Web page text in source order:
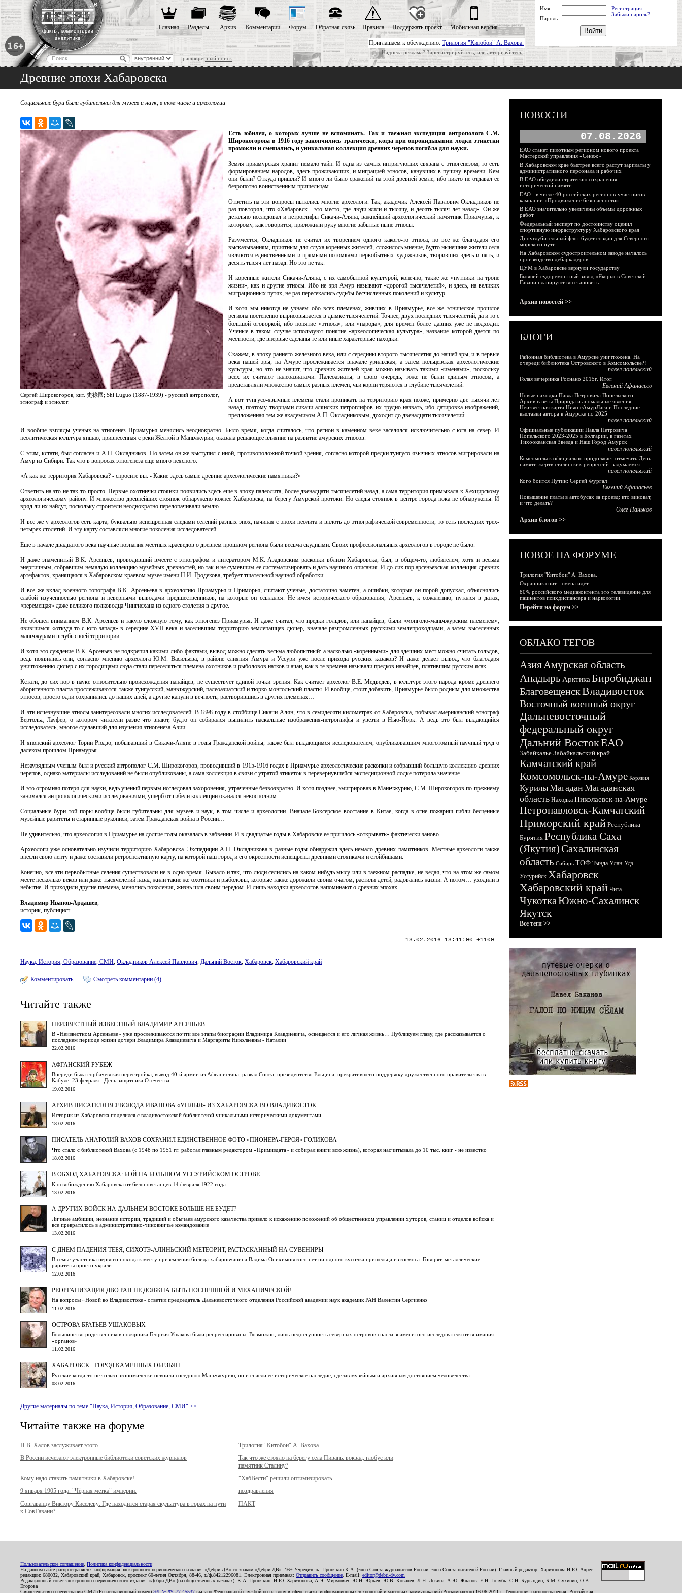
Приглашаем к обсуждению: Трилогия "Китобои" А. Вахова.
Надоела реклама? Зарегистрируйтесь, или авторизуйтесь.
расширенный поиск
Главная Разделы Архив Комментарии Форум Обратная связь Правила Поддержать проект Мобильная версия
Имя:
Регистрация
Забыли пароль?
Пароль:
Древние эпохи Хабаровска
Социальные бури были губительны для музеев и наук, в том числе и археологии
Сергей Широкогоров, кит. 史祿國; Shi Luguo (1887-1939) - русский антрополог,
этнограф и этнолог.
Есть юбилеи, о которых лучше не вспоминать. Так и таежная экспедиция антрополога С.М.
Широкогорова в 1916 году закончились трагически, когда при опрокидывании лодки этикетки
промокли и смешались, и уникальная коллекция древних черепов погибла для науки.
Земля приамурская хранит немало тайн. И одна из самых интригующих связана с этногенезом, то есть
формированием народов, здесь проживающих, и миграцией этносов, канувших в пучину времени. Кем
они были? Откуда пришли? И много ли было сражений на этой древней земле, ибо никто не отдавал ее
безропотно воинственным пришельцам…
Ответить на эти вопросы пытались многие археологи. Так, академик Алексей Павлович Окладников не
раз повторял, что «Хабаровск - это место, где люди жили и тысячу, и десять тысяч лет назад». Он же
детально исследовал и петроглифы Сикачи-Аляна, важнейший археологический памятник Приамурья, к
которому, как говорится, приложили руку многие забытые ныне этносы.
Разумеется, Окладников не считал их творением одного какого-то этноса, но все же благодаря его
высказываниям, приятным для слуха коренных жителей, сложилось мнение, будто нынешние жители села
являются единственными и прямыми потомками первобытных художников, творивших здесь и пять, и
десять тысяч лет назад. Но это не так.
И коренные жители Сикачи-Аляна, с их самобытной культурой, конечно, такие же «путники на тропе
жизни», как и другие этносы. Ибо не зря Амур называют «дорогой тысячелетий», и здесь, на великих
миграционных путях, не раз пересекались судьбы бесчисленных поколений и культур.
И хотя мы никогда не узнаем обо всех племенах, живших в Приамурье, все же этническое прошлое
региона постепенно вырисовывается в дымке тысячелетий. Точнее, двух последних тысячелетий, да и то с
большой оговоркой, ибо понятие «этноса», или «народа», для времен более давних уже не подходит.
Ученые в таком случае используют понятие «археологическая культура», название которой дается по
местности, где впервые сделаны те или иные характерные находки.
Скажем, в эпоху раннего железного века, или с середины второго тысячелетия до нашей эры, и в первые
века нашей эры, на Амуре прослеживается вначале урильская, а затем польцевская археологические
культуры, но это не значит, что древних жителей края можно называть такими «именами», поскольку
всех их считают палеоазиатами. Палеоазиаты, в свою очередь, тоже не были единым этносом, а
представляли множество самых разных племен, чьи корни теряются в глубине тысячелетий.
А вот тунгусо-язычные племена стали проникать на территорию края позже, примерно две тысячи лет
назад, поэтому творцами сикачи-алянских петроглифов их трудно назвать, ибо датировка изображений,
предложенная тем же академиком А.П. Окладниковым, доходит до двенадцати тысячелетий.
И вообще взгляды ученых на этногенез Приамурья менялись неоднократно. Было время, когда считалось, что регион в каменном веке заселялся исключительно с юга на север. И
неолитическая культура яншао, привнесенная с реки Желтой в Маньчжурии, оказала решающее влияние на развитие амурских этносов.
С этим, кстати, был согласен и А.П. Окладников. Но затем он же выступил с иной, противоположной точкой зрения, согласно которой предки тунгусо-язычных этносов мигрировали на
Амур из Сибири. Так что в вопросах этногенеза еще много неясного.
«А как же территория Хабаровска? - спросите вы. - Какие здесь самые древние археологические памятники?»
Ответить на это не так-то просто. Первые охотничьи стоянки появились здесь еще в эпоху палеолита, более двенадцати тысячелетий назад, а сама территория примыкала к Хехцирскому
археологическому району. И множество древнейших стоянок обнаружено южнее Хабаровска, на берегу Амурской протоки. Но следы стоянок в центре города пока не обнаружены. И
вряд ли их найдут, поскольку строители неоднократно перелопачивали землю.
И все же у археологов есть карта, буквально испещренная следами селений разных эпох, начиная с эпохи неолита и вплоть до этнографической современности, то есть последних трех-
четырех столетий. И эту карту составляли многие поколения исследователей.
Еще в начале двадцатого века научные познания местных краеведов о древнем прошлом региона были весьма скудными. Своих профессиональных археологов в городе не было.
И даже знаменитый В.К. Арсеньев, проводивший вместе с этнографом и литератором М.К. Азадовским раскопки вблизи Хабаровска, был, в общем-то, любителем, хотя и весьма
энергичным, собравшим немалую коллекцию музейных древностей, но так и не сумевшим ее систематизировать и дать научного описания. И до сих пор арсеньевская коллекция древних
артефактов, хранящаяся в Хабаровском краевом музее имени Н.И. Гродекова, требует тщательной научной обработки.
И все же вклад военного топографа В.К. Арсеньева в археологию Приамурья и Приморья, считают ученые, достаточно заметен, а ошибки, которые он порой допускал, объяснялись
слабой изученностью региона и неверными выводами предшественников, на которые он ссылался. Не имея исторического образования, Арсеньев, к сожалению, путался в датах,
«перемещая» даже великого полководца Чингисхана из одного столетия в другое.
Не обошел вниманием В.К. Арсеньев и такую сложную тему, как этногенез Приамурья. И даже считал, что предки гольдов, или нанайцев, были «монголо-маньчжурским племенем»,
явившимся «откуда-то с юго-запада» в середине ХVII века и заселившим территорию землепашцев дючер, вначале разгромленных русскими землепроходцами, а затем выселенных
маньчжурами вглубь своей территории.
И хотя это суждение В.К. Арсеньев не подкрепил какими-либо фактами, вывод можно сделать весьма любопытный: а насколько «коренными» для здешних мест можно считать гольдов,
ведь появились они, согласно мнению археолога Ю.М. Васильева, в районе слияния Амура и Уссури уже после прихода русских казаков? И даже делает вывод, что благодаря
уничтожению дючер с их городищами сюда стали переселяться племена охотников и рыболовов натков и ачан, как в те времена называли предков нанайцев, платившим русским ясак.
Кстати, до сих пор в науке относительно происхождения нанайцев, не существует единой точки зрения. Как считает археолог В.Е. Медведев, в культуре этого народа кроме древнего
аборигенного пласта прослеживаются также тунгусский, маньчжурский, палеоазиатский и тюрко-монгольский пласты. И вообще, стоит добавить, Приамурье было родным для множества
этносов, просто одни сохранились до наших дней, а другие канули в вечность, растворившись в других племенах…
И эти исчезнувшие этносы заинтересовали многих исследователей. В 1898 году в стойбище Сикачи-Алян, что в семидесяти километрах от Хабаровска, побывал американский этнограф
Бертольд Лауфер, о котором читатели разве что знают, будто он собирался выпилить наскальные изображения-петроглифы и увезти в Нью-Йорк. А ведь это был выдающийся
исследователь, многое сделавший для изучения этногенеза Азии.
И японский археолог Тории Рюдзо, побывавший в Сикачи-Аляне в годы Гражданской войны, также был выдающимся исследователем, опубликовавшим многотомный научный труд о
далеком прошлом Приамурья.
Незаурядным ученым был и русский антрополог С.М. Широкогоров, проводивший в 1915-1916 годах в Приамурье археологические раскопки и собравший большую коллекцию древних
черепов, однако материалы исследований не были опубликованы, а сама коллекция в связи с утратой этикеток в перевернувшейся экспедиционной лодке потеряла значение.
И это огромная потеря для науки, ведь ученый первым исследовал захоронения, утраченные безвозвратно. И хотя позднее, эмигрировав в Маньчжурию, С.М. Широкогоров по-прежнему
занимался антропологическими исследованиями, ущерб от гибели коллекции оказался невосполним.
Социальные бури той поры вообще были губительны для музеев и наук, в том числе и археологии. Вначале Боксерское восстание в Китае, когда в огне пожарищ гибли бесценные
музейные раритеты и старинные рукописи, затем Гражданская война в России…
Не удивительно, что археология в Приамурье на долгие годы оказалась в забвении. И в двадцатые годы в Хабаровске ее пришлось «открывать» фактически заново.
Археологи уже основательно изучили территорию Хабаровска. Экспедиции А.П. Окладникова в разные годы обнаружил здесь немало древних памятников. Местные археологи также
внесли свою лепту и даже составили ретроспективную карту, на которой наш город и его окрестности испещрены древними стоянками и стойбищами.
Конечно, все эти первобытные селения существовали не в одно время. Бывало и так, что люди селились на каком-нибудь мысу или в таежном распадке, не ведая, что на этом же самом
месте несколько веков или даже тысячелетий назад жили такие же охотники и рыболовы, которые также дорожили своим очагом, растили детей, радовались жизни. А потом… уходили в
небытие. И приходили другие племена, менялись поколения, жизнь шла своим чередом. И лишь находки археологов напоминают о древних эпохах.
Владимир Иванов-Ардашев,
историк, публицист.
13.02.2016 13:41:00 +1100
Наука, История, Образование, СМИ, Окладников Алексей Павлович, Дальний Восток, Хабаровск, Хабаровский край
Комментировать Смотреть комментарии (4)
Читайте также
НЕИЗВЕСТНЫЙ ИЗВЕСТНЫЙ ВЛАДИМИР АРСЕНЬЕВ
В «Неизвестном Арсеньеве» уже прослеживаются почти все этапы биографии Владимира Клавдиевича, освещается и его личная жизнь… Публикуем главу, где рассказывается о
последнем периоде жизни дочери Владимира Клавдиевича и Маргариты Николаевны - Наталии
22.02.2016
АФГАНСКИЙ РУБЕЖ
Впереди была горбачевская перестройка, вывод 40-й армии из Афганистана, развал Союза, президентство Ельцина, прекратившего поддержку дружественного правительства в
Кабуле. 23 февраля - День защитника Отечества
19.02.2016
АРХИВ ПИСАТЕЛЯ ВСЕВОЛОДА ИВАНОВА «УПЛЫЛ» ИЗ ХАБАРОВСКА ВО ВЛАДИВОСТОК
Историк из Хабаровска поделился с владивостокской библиотекой уникальными историческими документами
18.02.2016
ПИСАТЕЛЬ АНАТОЛИЙ ВАХОВ СОХРАНИЛ ЕДИНСТВЕННОЕ ФОТО «ПИОНЕРА-ГЕРОЯ» ГОЛИКОВА
Что стало с библиотекой Вахова (с 1948 по 1951 гг. работал главным редактором «Примиздата» и собирал книги всю жизнь), которая насчитывала до 10 тыс. книг - не известно
18.02.2016
В ОБХОД ХАБАРОВСКА: БОЙ НА БОЛЬШОМ УССУРИЙСКОМ ОСТРОВЕ
К освобождению Хабаровска от белоповстанцев 14 февраля 1922 года
13.02.2016
А ДРУГИХ ВОЙСК НА ДАЛЬНЕМ ВОСТОКЕ БОЛЬШЕ НЕ БУДЕТ?
Личные амбиции, незнание истории, традиций и обычаев амурского казачества привело к искажению положений об общественном управлении хуторов, станиц и отделов войска и
все превратилось в административно-чиновничье командование
13.02.2016
С ДНЕМ ПАДЕНИЯ ТЕБЯ, СИХОТЭ-АЛИНЬСКИЙ МЕТЕОРИТ, РАСТАСКАННЫЙ НА СУВЕНИРЫ
В семье участника первого похода к месту приземления болида хабаровчанина Вадима Онихимовского нет ни одного кусочка пришельца из космоса. Говорят, металлические
раритеты просто украли
12.02.2016
РЕОРГАНИЗАЦИЯ ДВО РАН НЕ ДОЛЖНА БЫТЬ ПОСПЕШНОЙ И МЕХАНИЧЕСКОЙ!
На вопросы «Новой во Владивостоке» ответил председатель Дальневосточного отделения Российской академии наук академик РАН Валентин Сергиенко
11.02.2016
ОСТРОВА БРАТЬЕВ УШАКОВЫХ
Большинство родственников полярника Георгия Ушакова были репрессированы. Возможно, лишь недоступность северных островов спасла знаменитого исследователя от внимания
«органов»
11.02.2016
ХАБАРОВСК - ГОРОД КАМЕННЫХ ОБЕЗЬЯН
Русские когда-то не только экономически освоили соседнюю Маньчжурию, но и спасли ее историческое наследие, сделав музейным и архивным достоянием человечества
08.02.2016
Другие материалы по теме "Наука, История, Образование, СМИ" >>
Читайте также на форуме
П.В. Халов заслуживает этого
Трилогия "Китобои" А. Вахова.
В России исчезают электронные библиотеки советских журналов
Так что же стояло на берегу села Пивань: вокзал, глобус или
памятник Сталину?
Кому надо ставить памятники в Хабаровске!
"ХабВести" решили оптимизировать
9 января 1905 года. "Чёрная метка" империи.
поздравления
Совгаванцу Виктору Киселеву: Где находится старая скульптура в горах на пути
к СовГавани?
ПАКТ
НОВОСТИ
07.08.2026
ЕАО станет пилотным регионом нового проекта
Мастерской управления «Сенеж»
В Хабаровском крае быстрее всего растут зарплаты у
административного персонала и рабочих
В ЕАО обсудили стратегию сохранения
исторической памяти
ЕАО - в числе 40 российских регионов-участников
кампании «Продвижение безопасности»
В ЕАО значительно увеличены объемы дорожных
работ
Федеральный эксперт по достоинству оценил
спортивную инфраструктуру Хабаровского края
Дноуглубительный флот будет создан для Северного
морского пути
На Хабаровском судостроительном заводе началось
производство дебаркадеров
ЦУМ в Хабаровске вернули государству
Бывший судоремонтный завод «Якорь» в Советской
Гавани планируют восстановить
Архив новостей >>
БЛОГИ
Районная библиотека в Амурске уничтожена. На
очереди библиотека Островского в Комсомольске?!
павел попельский
Голая вечеринка Роснано 2015г. Итог.
Евгений Афанасьев
Новые находки Павла Петровича Попельского:
Архив газеты Природа и аномальные явления,
Неизвестная карта НижнеАмурЛага и Последние
выставки автора в Амурске по 2025
павел попельский
Официальные публикации Павла Петровича
Попельского 2023-2025 в Болгарии, в газетах
Тихоокеанская Звезда и Наш Город Амурск
павел попельский
Комсомольск официально продолжает отмечать День
памяти жертв сталинских репрессий: задумаемся...
павел попельский
Кого боится Путин: Сергей Фургал
Евгений Афанасьев
Повышение платы в автобусах за проезд: кто виноват,
и что делать?
Олег Паньков
Архив блогов >>
НОВОЕ НА ФОРУМЕ
Трилогия "Китобои" А. Вахова.
Охранник спит - смена идёт
80% российского медиаконтента это телевидение для
пациентов психдиспансера и наркологии.
Перейти на форум >>
ОБЛАКО ТЕГОВ
АзияАмурская область
Анадырь Арктика Биробиджан
БлаговещенскВладивосток
Восточный военный округ
Дальневосточный
федеральный округ
Дальний ВостокЕАО
Забайкалье Забайкальский край
Камчатский край
Комсомольск-на-Амуре Корякия
КурилыМагадан Магаданская
область Находка Николаевск-на-Амуре
Петропавловск-Камчатский
Приморский край Республика
Бурятия Республика Саха
(Якутия)Сахалинская
область Сибирь ТОФ Тында Улан-Удэ
Уссурийск Хабаровск
Хабаровский край Чита
ЧукоткаЮжно-Сахалинск
Якутск
Все теги >>
Пользовательское соглашение Политика конфиденциальности
На данном сайте распространяется информация электронного периодического издания «Дебри-ДВ» со знаком «Дебри-ДВ». 16+ Учредитель: Пронякин К.А. (член Союза журналистов России, член Союза писателей России). Главный редактор: Харитонова И.Ю. Адрес
редакции: 680032, Хабаровский край, Хабаровск, проспект 60-летия Октября, 88-46, т./ф.84212296081. Электронная приемная: Отправить сообщение . E-mail: editor@debri-dv.com
Редакционный совет электронного периодического издания «Дебри-ДВ» (на общественных началах): К.А. Пронякин, И.Ю. Харитонова, А.Э. Мирмович, Ю.Н. Юрьев, Ю.В. Ковалев, Л.Н. Левина, А.Ю. Жданов, Е.Н. Голубь, С.Н. Бурындин, Б.М. Сухинин, О.В.
Егорова
Свидетельство о регистрации СМИ (Регистрационный номер) ЭЛ № ФС77-45537 выдано Федеральной службой по надзору в сфере связи, информационных технологий и массовых коммуникаций (Роскомнадзор) 16.06.2011 г. Территория распространения: Российская